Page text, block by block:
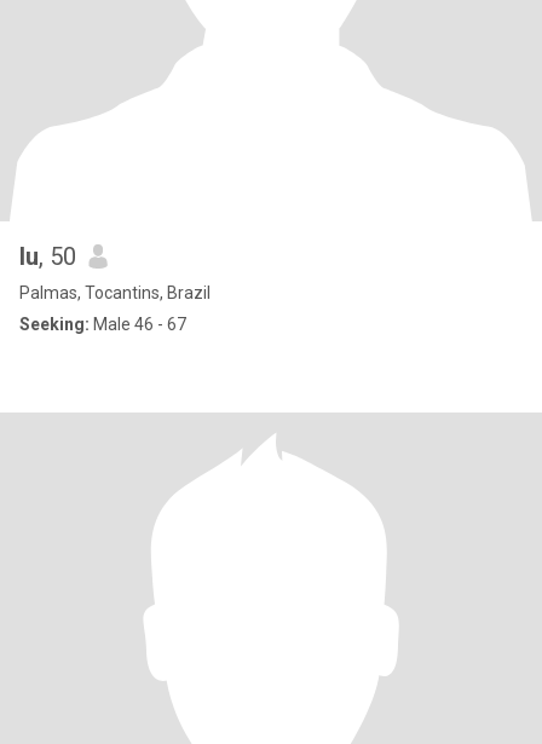
lu, 50
Palmas, Tocantins, Brazil
Seeking: Male 46 - 67